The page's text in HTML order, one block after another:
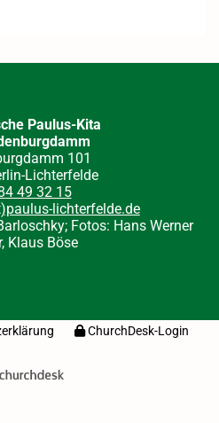
Paulus-Kita
101
Lichterfelde
49 32 15
lichterfelde.de
Fotos: Hans Werner
Klaus Böse
ChurchDesk-Login